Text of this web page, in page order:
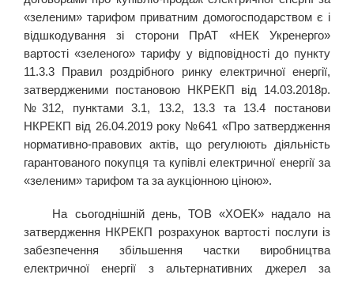
«зеленим» тарифом приватним домогосподарством є і
відшкодування зі сторони ПрАТ «НЕК Укренерго»
вартості «зеленого» тарифу у відповідності до пункту
11.3.3 Правил роздрібного ринку електричної енергії,
затвердженими постановою НКРЕКП від 14.03.2018р.
№312, пунктами 3.1, 13.2, 13.3 та 13.4 постанови
НКРЕКП від 26.04.2019 року №641 «Про затвердження
нормативно-правових актів, що регулюють діяльність
гарантованого покупця та купівлі електричної енергії за
«зеленим» тарифом та за аукціонною ціною».
На сьогоднішній день, ТОВ «ХОЕК» надало на
затвердження НКРЕКП розрахунок вартості послуги із
забезпечення збільшення частки виробництва
електричної енергії з альтернативних джерел за